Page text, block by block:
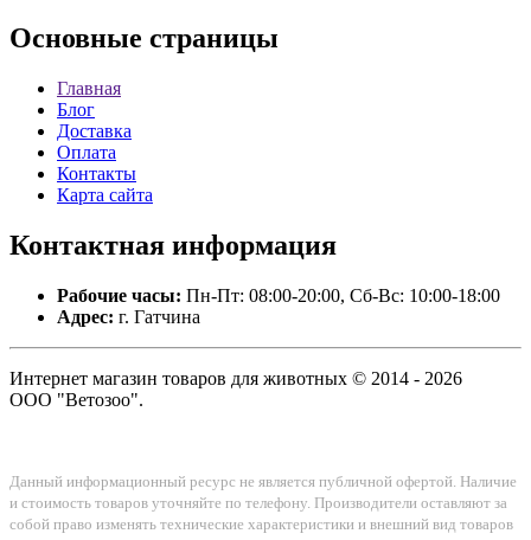
Основные страницы
Главная
Блог
Доставка
Оплата
Контакты
Карта сайта
Контактная информация
Рабочие часы: Пн-Пт: 08:00-20:00, Сб-Вс: 10:00-18:00
Адрес: г. Гатчина
Интернет магазин товаров для животных © 2014 - 2026
ООО "Ветозоо".
Данный информационный ресурс не является публичной офертой. Наличие
и стоимость товаров уточняйте по телефону. Производители оставляют за
собой право изменять технические характеристики и внешний вид товаров